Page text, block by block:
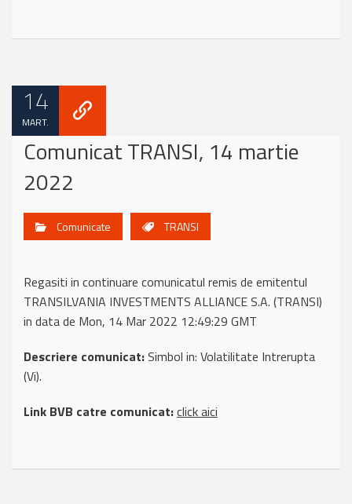
14
MART.
Comunicat TRANSI, 14 martie
2022
Comunicate TRANSI
Regasiti in continuare comunicatul remis de emitentul
TRANSILVANIA INVESTMENTS ALLIANCE S.A. (TRANSI)
in data de Mon, 14 Mar 2022 12:49:29 GMT
Descriere comunicat:Simbol in: Volatilitate Intrerupta
(Vi).
Link BVB catre comunicat:click aici